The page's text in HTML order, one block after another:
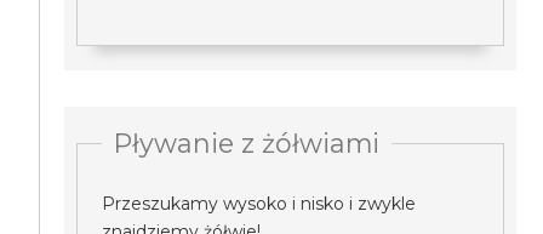
Pływanie z żółwiami
Przeszukamy wysoko i nisko i zwykle